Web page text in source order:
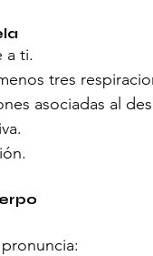
a ti.
tres
asociadas al